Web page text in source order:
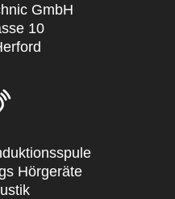
GmbH
10
Hörgeräte